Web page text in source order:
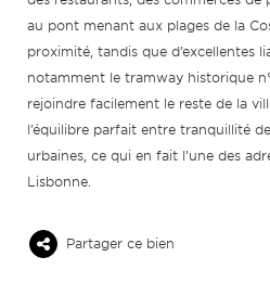
au pont menant aux plages de la
proximité, tandis que d’excellentes
notamment le tramway historique
rejoindre facilement le reste de la
l’équilibre parfait entre tranquillité
urbaines, ce qui en fait l’une des
Lisbonne.
Partager ce bien